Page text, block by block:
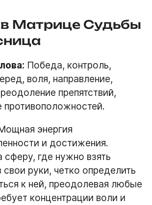
в Матрице Судьбы
Победа, контроль,
воля, направление,
препятствий,
противоположностей.
энергия
и достижения.
сферу, где нужно взять
свои руки, четко определить
к ней, преодолевая любые
концентрации воли и